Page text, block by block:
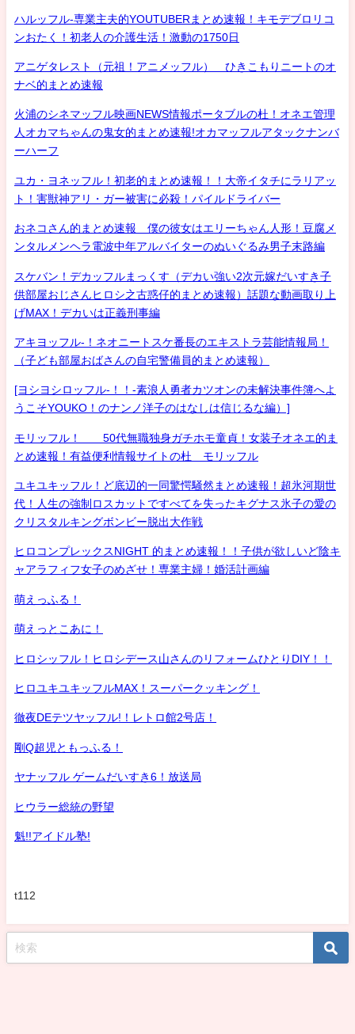
ハルッフル-専業主夫的YOUTUBERまとめ速報！キモデブロリコ
ンおたく！初老人の介護生活！激動の1750日
アニゲタレスト（元祖！アニメッフル） ひきこもりニートのオ
ナベ的まとめ速報
火浦のシネマッフル映画NEWS情報ポータブルの杜！オネエ管理
人オカマちゃんの鬼女的まとめ速報!オカマッフルアタックナンバ
ーハーフ
ユカ・ヨネッフル！初老的まとめ速報！！大帝イタチにラリアッ
ト！害獣神アリ・ガー被害に必殺！パイルドライバー
おネコさん的まとめ速報 僕の彼女はエリーちゃん人形！豆腐メ
ンタルメンヘラ電波中年アルバイターのぬいぐるみ男子末路編
スケバン！デカッフルまっくす（デカい強い2次元嫁だいすき子
供部屋おじさんヒロシ之古惑仔的まとめ速報）話題な動画取り上
げMAX！デカいは正義刑事編
アキヨッフル-！ネオニートスケ番長のエキストラ芸能情報局！
（子ども部屋おばさんの自宅警備員的まとめ速報）
[ヨシヨシロッフル-！！-素浪人勇者カツオンの未解決事件簿へよ
うこそYOUKO！のナンノ洋子のはなしは信じるな編）]
モリッフル！ 50代無職独身ガチホモ童貞！女装子オネエ的ま
とめ速報！有益便利情報サイトの杜 モリッフル
ユキユキッフル！ど底辺的一同驚愕騒然まとめ速報！超氷河期世
代！人生の強制ロスカットですべてを失ったキグナス氷子の愛の
クリスタルキングボンビー脱出大作戦
ヒロコンプレックスNIGHT 的まとめ速報！！子供が欲しいど陰キ
ャアラフィフ女子のめざせ！専業主婦！婚活計画編
萌えっふる！
萌えっとこあに！
ヒロシッフル！ヒロシデース山さんのリフォームひとりDIY！！
ヒロユキユキッフルMAX！スーパークッキング！
徹夜DEテツヤッフル!！レトロ館2号店！
剛Q超児ともっふる！
ヤナッフル ゲームだいすき6！放送局
ヒウラー総統の野望
魁!!アイドル塾!
t112